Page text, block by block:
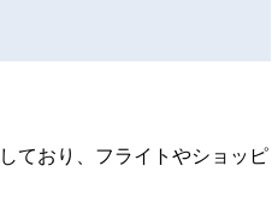
ており、フライトやショッピ